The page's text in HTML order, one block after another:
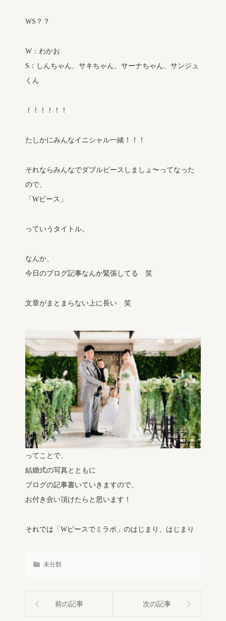
WS？？
W：わかお
S：しんちゃん、サキちゃん、サーナちゃん、サンジュ
くん
！！！！！！
たしかにみんなイニシャル一緒！！！
それならみんなでダブルピースしましょ〜ってなった
ので、
「Wピース」
っていうタイトル。
なんか、
今日のブログ記事なんか緊張してる 笑
文章がまとまらない上に長い 笑
ってことで、
結婚式の写真とともに
ブログの記事書いていきますので、
お付き合い頂けたらと思います！
それでは「Wピースでミラボ」のはじまり、はじまり
未分類
前の記事 次の記事